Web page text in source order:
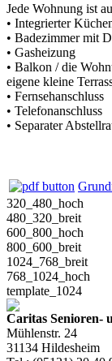
Jede Wohnung ist
• Integrierter
• Badezimmer mit
• Gasheizung
• Balkon / die
eigene kleine
• Fernsehanschluss
• Telefonanschluss
• Separater
320_480_hoch
480_320_breit
600_800_hoch
800_600_breit
1024_768_breit
768_1024_hoch
template_1024
Caritas Senioren-
Mühlenstr. 24
31134 Hildesheim